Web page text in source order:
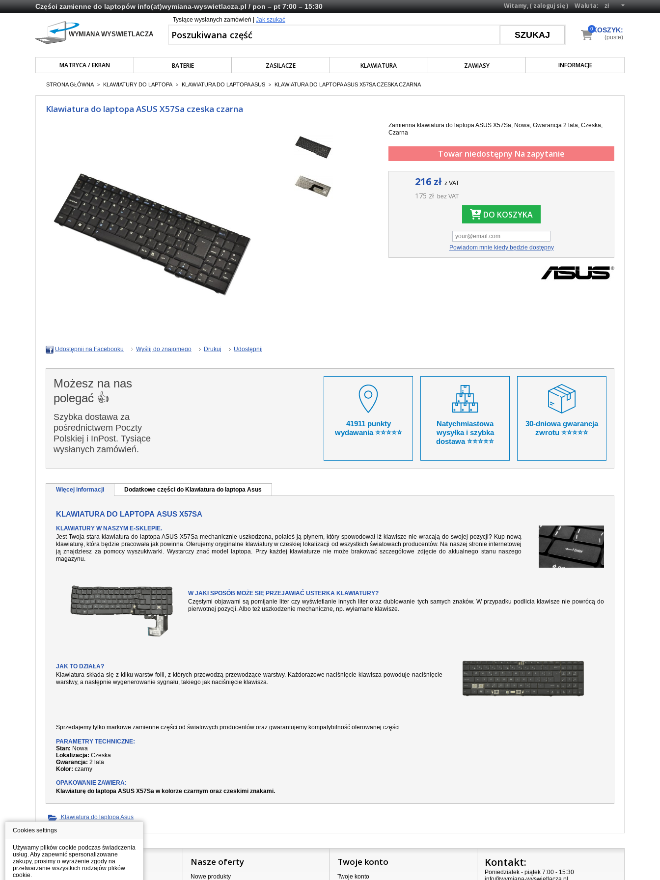
Części zamienne do laptopówinfo(at)wymiana-wyswietlacza.pl/ pon – pt 7:00 – 15:30 Waluta:
Witamy, (zaloguj się)
Tysiące wysłanych zamówień | Jak szukać
MATRYCA / EKRAN BATERIE ZASILACZE KLAWIATURA ZAWIASY INFORMACJE
KOSZYK:
0
(puste)
STRONA GŁÓWNA > KLAWIATURY DO LAPTOPA > KLAWIATURA DO LAPTOPA ASUS > KLAWIATURA DO LAPTOPA ASUS X57SA CZESKA CZARNA
Klawiatura do laptopa ASUS X57Sa czeska czarna
Zamienna klawiatura do laptopa ASUS X57Sa, Nowa, Gwarancja 2 lata, Czeska,
Czarna
Towar niedostępny Na zapytanie
216 zł z VAT
175 zł bez VAT
DO KOSZYKA
Powiadom mnie kiedy będzie dostępny
Udostępnij na Facebooku Wyślij do znajomego Drukuj Udostępnij
Możesz na nas
polegać 👍
Szybka dostawa za
pośrednictwem Poczty
Polskiej i InPost. Tysiące
wysłanych zamówień.
41911 punkty
wydawania ⭐⭐⭐⭐⭐
Natychmiastowa
wysyłka i szybka
dostawa ⭐⭐⭐⭐⭐
30-dniowa gwarancja
zwrotu ⭐⭐⭐⭐⭐
Więcej informacji Dodatkowe części do Klawiatura do laptopa Asus
KLAWIATURA DO LAPTOPA ASUS X57SA
KLAWIATURY W NASZYM E-SKLEPIE.
Jest Twoja stara klawiatura do laptopa ASUS X57Sa mechanicznie uszkodzona, polałeś ją płynem, który spowodował iż klawisze nie wracają do swojej pozycji? Kup nową
klawiaturę, która będzie pracowała jak powinna. Oferujemy oryginalne klawiatury w czeskiej lokalizacji od wszystkich światowach producentów. Na naszej stronie internetowej
ją znajdziesz za pomocy wyszukiwarki. Wystarczy znać model laptopa. Przy każdej klawiaturze nie może brakować szczególowe zdjęcie do aktualnego stanu naszego
magazynu.
W JAKI SPOSÓB MOŻE SIĘ PRZEJAWIAĆ USTERKA KLAWIATURY?
Częstymi objawami są pomijanie liter czy wyświetlanie innych liter oraz dublowanie tych samych znaków. W przypadku podlicia klawisze nie powrócą do
pierwotnej pozycji. Albo też uszkodzenie mechaniczne, np. wyłamane klawisze.
JAK TO DZIAŁA?
Klawiatura składa się z kilku warstw folii, z których przewodzą przewodzące warstwy. Każdorazowe naciśnięcie klawisza powoduje naciśnięcie
warstwy, a następnie wygenerowanie sygnału, takiego jak naciśnięcie klawisza.
Sprzedajemy tylko markowe zamienne części od światowych producentów oraz gwarantujemy kompatybilność oferowanej części.
PARAMETRY TECHNICZNE:
Stan: Nowa
Lokalizacja: Czeska
Gwarancja: 2 lata
Kolor: czarny
OPAKOWANIE ZAWIERA:
Klawiaturę do laptopa ASUS X57Sa w kolorze czarnym oraz czeskimi znakami.
Klawiatura do laptopa Asus
Informacje Nasze oferty
Nowe produkty
Twoje konto
Twoje konto
Kontakt:
Poniedziałek - piątek 7:00 - 15:30
Cookies settings
Używamy plików cookie podczas świadczenia
usług. Aby zapewnić spersonalizowane
zakupy, prosimy o wyrażenie zgody na
przetwarzanie wszystkich rodzajów plików
cookie.